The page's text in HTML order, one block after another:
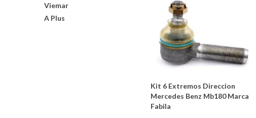
Viemar
A Plus
Kit 6 Extremos Direccion
Mercedes Benz Mb180 Marca
Fabila